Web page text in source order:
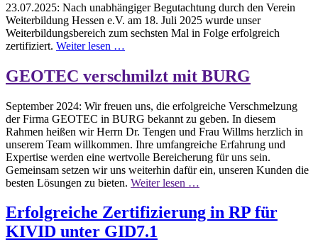
23.07.2025: Nach unabhängiger Begutachtung durch den Verein
Weiterbildung Hessen e.V. am 18. Juli 2025 wurde unser
Weiterbildungsbereich zum sechsten Mal in Folge erfolgreich
zertifiziert. Weiter lesen …
GEOTEC verschmilzt mit BURG
September 2024: Wir freuen uns, die erfolgreiche Verschmelzung
der Firma GEOTEC in BURG bekannt zu geben. In diesem
Rahmen heißen wir Herrn Dr. Tengen und Frau Willms herzlich in
unserem Team willkommen. Ihre umfangreiche Erfahrung und
Expertise werden eine wertvolle Bereicherung für uns sein.
Gemeinsam setzen wir uns weiterhin dafür ein, unseren Kunden die
besten Lösungen zu bieten. Weiter lesen …
Erfolgreiche Zertifizierung in RP für
KIVID unter GID7.1